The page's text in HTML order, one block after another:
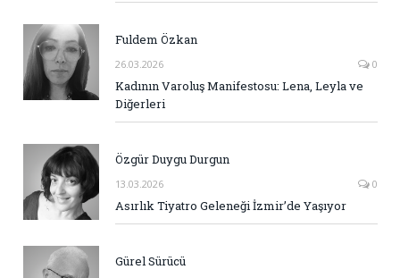
Fuldem Özkan
26.03.2026 0
Kadının Varoluş Manifestosu: Lena, Leyla ve
Diğerleri
Özgür Duygu Durgun
13.03.2026 0
Asırlık Tiyatro Geleneği İzmir’de Yaşıyor
Gürel Sürücü